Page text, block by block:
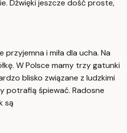
Dźwięki jeszcze dość proste,
przyjemna i miła dla ucha. Na
W Polsce mamy trzy gatunki
blisko związane z ludzkimi
potrafią śpiewać. Radosne
są